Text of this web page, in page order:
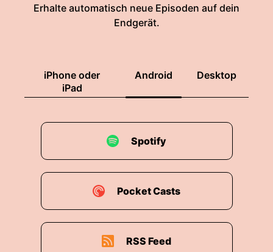
Erhalte automatisch neue Episoden auf dein
Endgerät.
iPhone oder
iPad
Android Desktop
Spotify
Pocket Casts
RSS Feed